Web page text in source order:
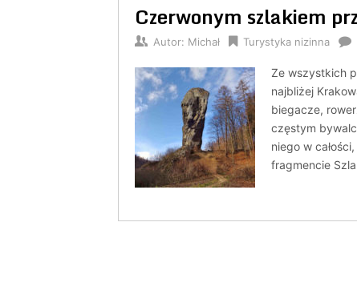
Czerwonym szlakiem
Autor: Michał Turystyka nizinna
Ze wszystkich
najbliżej
biegacze,
częstym
niego w
fragmencie